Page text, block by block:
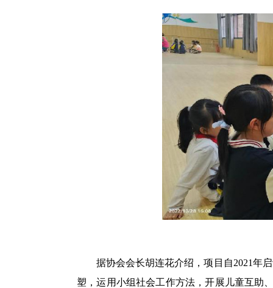
据协会会长胡连花介绍，项目自2021年启
塑，运用小组社会工作方法，开展儿童互助